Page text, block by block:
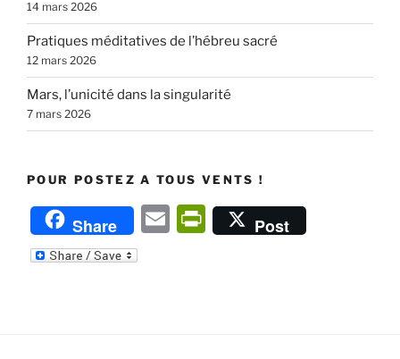
14 mars 2026
Pratiques méditatives de l’hébreu sacré
12 mars 2026
Mars, l’unicité dans la singularité
7 mars 2026
POUR POSTEZ A TOUS VENTS !
Share
E
P
ri
Post